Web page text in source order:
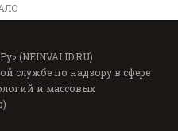
(NEINVALID.RU)
службе по надзору в сфере
и массовых